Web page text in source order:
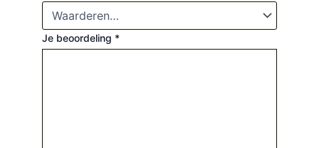
Je beoordeling *